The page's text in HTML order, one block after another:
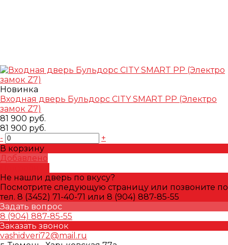
Новинка
Входная дверь Бульдорс CITY SMART PP (Электро
замок Z7)
81 900 руб.
81 900 руб.
-
+
В корзину
Добавлено
Не нашли дверь по вкусу?
Посмотрите следующую страницу или позвоните по
тел. 8 (3452) 71-40-71 или 8 (904) 887-85-55
Задать вопрос
8 (904) 887-85-55
Заказать звонок
vashidveri72@mail.ru